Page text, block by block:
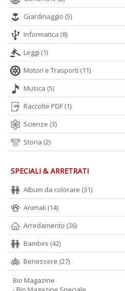
Giardinaggio (5)
Informatica (8)
Leggi (1)
Motori e Trasporti (11)
Musica (5)
Raccolte PDF (1)
Scienze (3)
Storia (2)
SPECIALI & ARRETRATI
Album da colorare (31)
Animali (14)
Arredamento (36)
Bambini (42)
Benessere (27)
Bio Magazine